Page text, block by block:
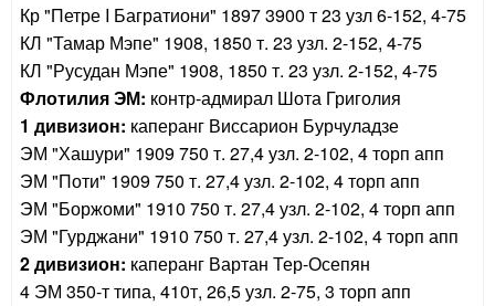
Кр "Петре I Багратиони" 1897 3900 т 23 узл 6-152, 4-75
КЛ "Тамар Мэпе" 1908, 1850 т. 23 узл. 2-152, 4-75
КЛ "Русудан Мэпе" 1908, 1850 т. 23 узл. 2-152, 4-75
Флотилия ЭМ: контр-адмирал Шота Григолия
1 дивизион: каперанг Виссарион Бурчуладзе
ЭМ "Хашури" 1909 750 т. 27,4 узл. 2-102, 4 торп апп
ЭМ "Поти" 1909 750 т. 27,4 узл. 2-102, 4 торп апп
ЭМ "Боржоми" 1910 750 т. 27,4 узл. 2-102, 4 торп апп
ЭМ "Гурджани" 1910 750 т. 27,4 узл. 2-102, 4 торп апп
2 дивизион: каперанг Вартан Тер-Осепян
4 ЭМ 350-т типа, 410т, 26,5 узл. 2-75, 3 торп апп